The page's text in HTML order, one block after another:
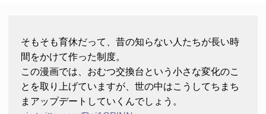
そもそも育休だって、昔の知らない人たちが長い時
間をかけて作った制度。
この漫画では、おむつ交換台という小さな変化のこ
とを取り上げていますが、世の中はこうしてちまち
まアップデートしていくんでしょう。